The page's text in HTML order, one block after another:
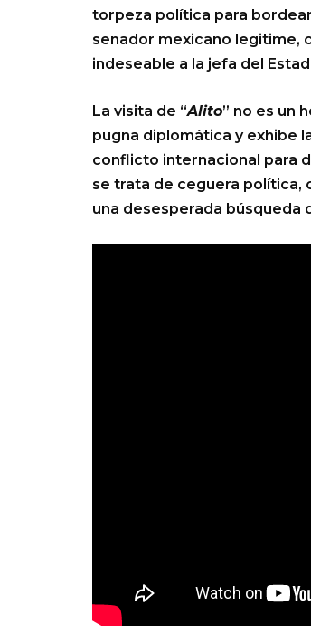
torpeza política para
senador mexicano legitime,
indeseable a la jefa del
La visita de “Alito” no es un
pugna diplomática y exhibe
conflicto internacional para
se trata de ceguera política,
una desesperada búsqueda